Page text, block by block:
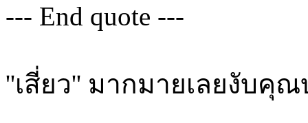
--- End quote ---
''เสี่ยว'' มากมายเลยงับคุ